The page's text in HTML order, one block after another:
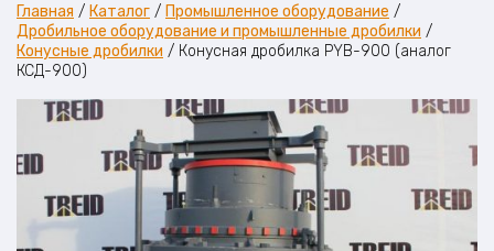
Главная / Каталог / Промышленное оборудование /
Дробильное оборудование и промышленные дробилки /
Конусные дробилки / Конусная дробилка PYB-900 (аналог
КСД-900)